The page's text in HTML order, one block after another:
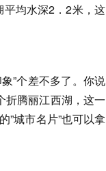
平均水深2．2米，这
”个差不多了。你说
折腾丽江西湖，这一
”城市名片”也可以拿